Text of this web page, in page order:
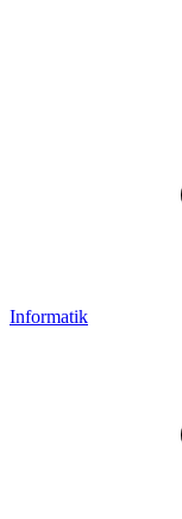
Informatik